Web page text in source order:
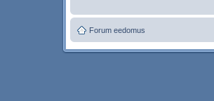
Forum eedomus